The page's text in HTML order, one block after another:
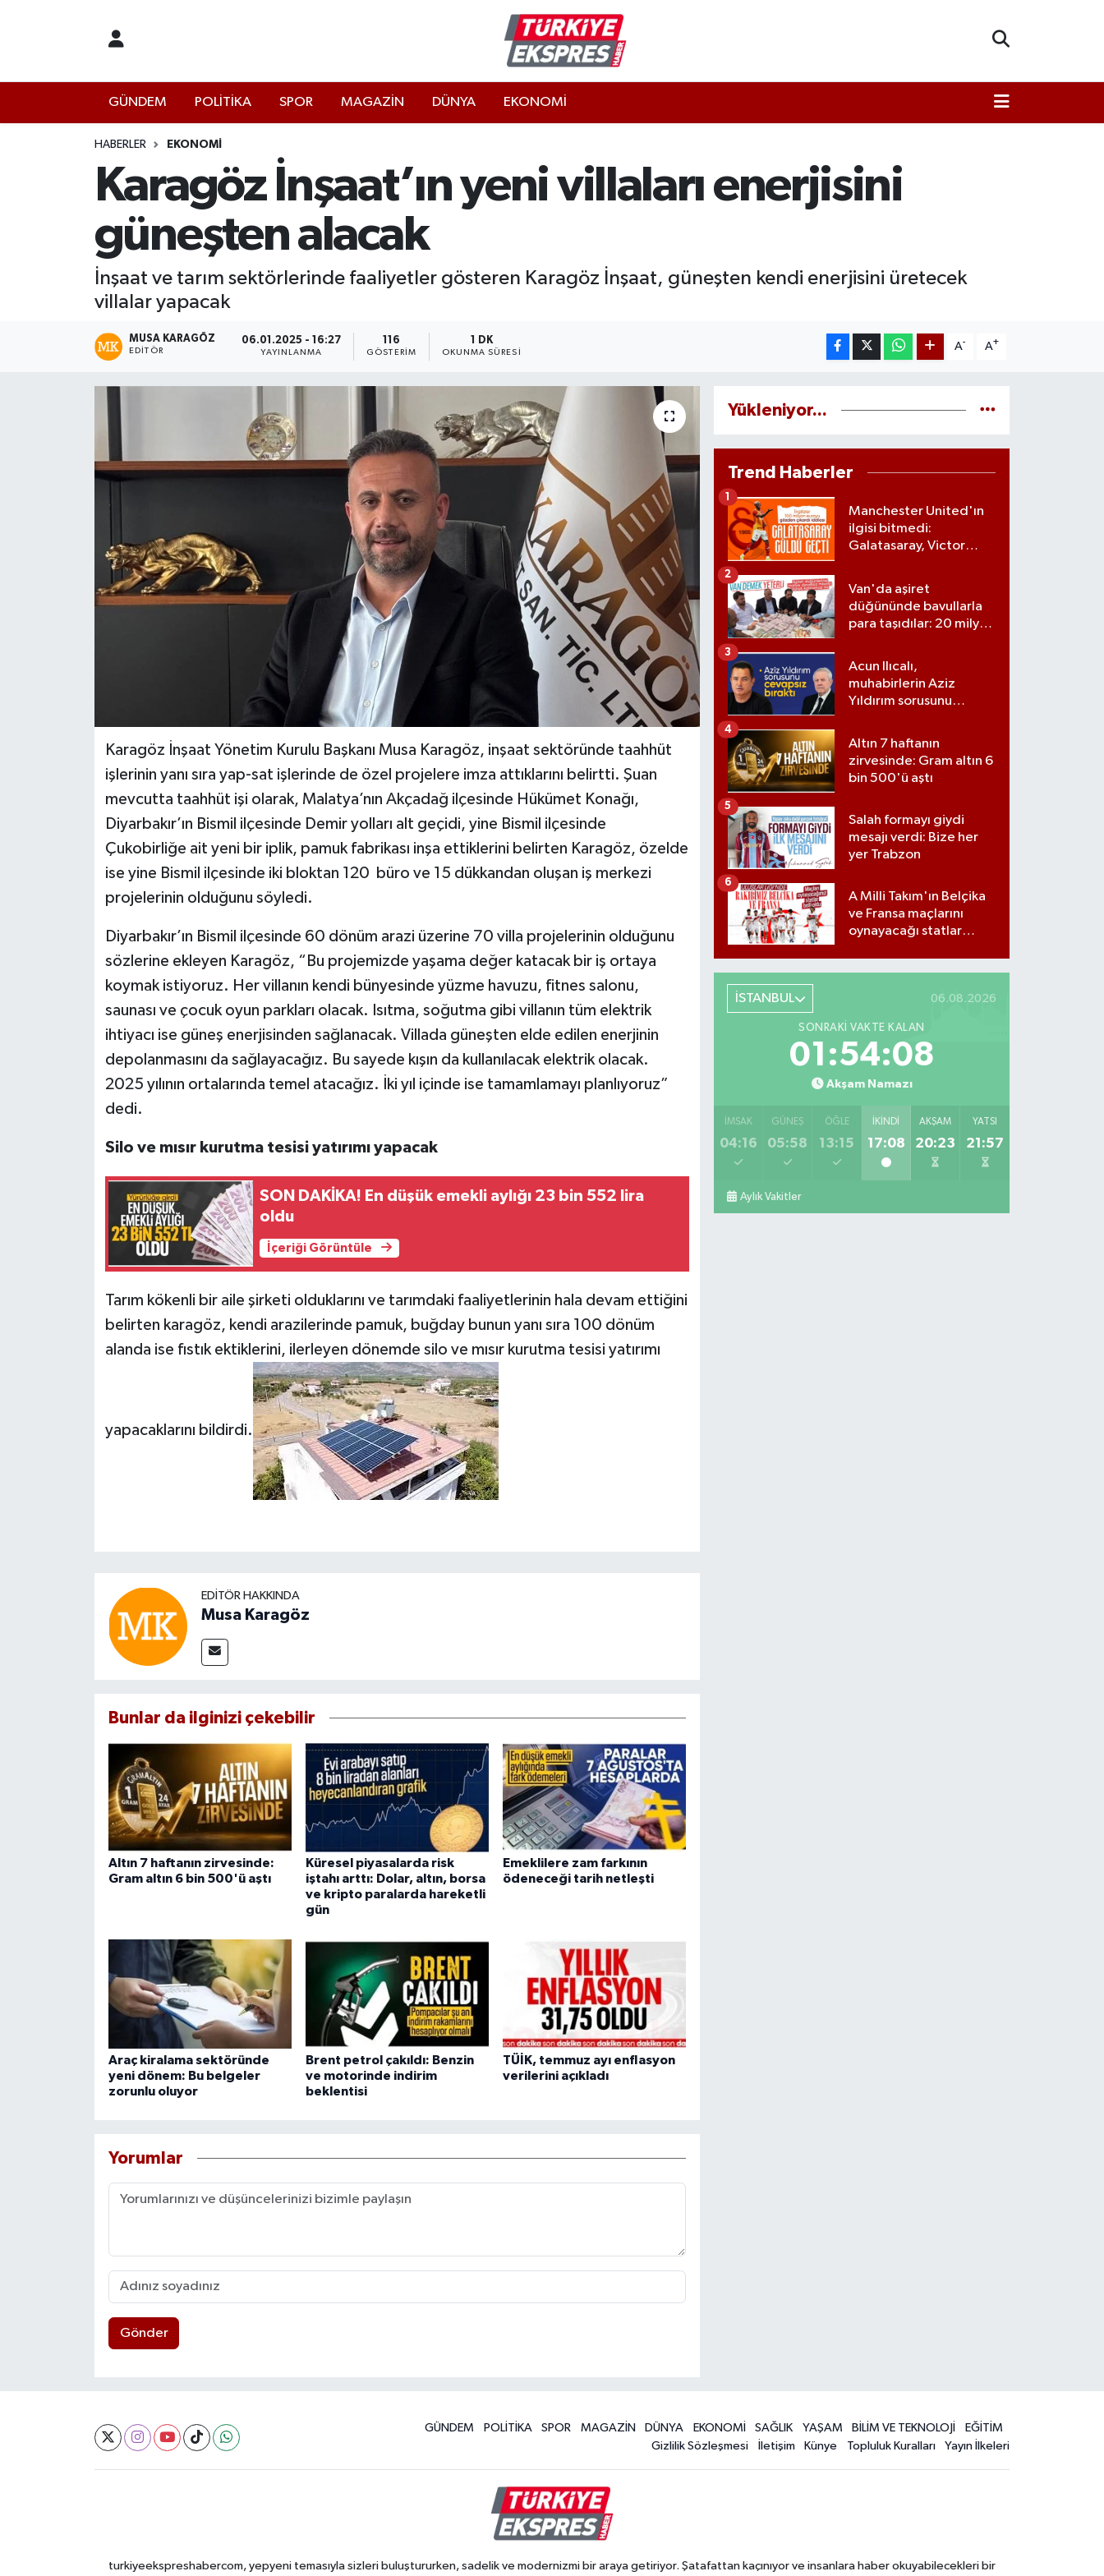
GÜNDEM POLİTİKA SPOR MAGAZİN DÜNYA EKONOMİ
HABERLER EKONOMİ
Karagöz İnşaat’ın yeni villaları enerjisini
güneşten alacak
İnşaat ve tarım sektörlerinde faaliyetler gösteren Karagöz İnşaat, güneşten kendi enerjisini üretecek
villalar yapacak
MUSA KARAGÖZ
EDITÖR
06.01.2025 - 16:27
YAYINLANMA
116
GÖSTERIM
1 DK
OKUNMA SÜRESI
A- A+
Karagöz İnşaat Yönetim Kurulu Başkanı Musa Karagöz, inşaat sektöründe taahhüt
işlerinin yanı sıra yap-sat işlerinde de özel projelere imza attıklarını belirtti. Şuan
mevcutta taahhüt işi olarak, Malatya’nın Akçadağ ilçesinde Hükümet Konağı,
Diyarbakır’ın Bismil ilçesinde Demir yolları alt geçidi, yine Bismil ilçesinde
Çukobirliğe ait yeni bir iplik, pamuk fabrikası inşa ettiklerini belirten Karagöz, özelde
ise yine Bismil ilçesinde iki bloktan 120 büro ve 15 dükkandan oluşan iş merkezi
projelerinin olduğunu söyledi.
Diyarbakır’ın Bismil ilçesinde 60 dönüm arazi üzerine 70 villa projelerinin olduğunu
sözlerine ekleyen Karagöz, “Bu projemizde yaşama değer katacak bir iş ortaya
koymak istiyoruz. Her villanın kendi bünyesinde yüzme havuzu, fitnes salonu,
saunası ve çocuk oyun parkları olacak. Isıtma, soğutma gibi villanın tüm elektrik
ihtiyacı ise güneş enerjisinden sağlanacak. Villada güneşten elde edilen enerjinin
depolanmasını da sağlayacağız. Bu sayede kışın da kullanılacak elektrik olacak.
2025 yılının ortalarında temel atacağız. İki yıl içinde ise tamamlamayı planlıyoruz”
dedi.
Silo ve mısır kurutma tesisi yatırımı yapacak
SON DAKİKA! En düşük emekli aylığı 23 bin 552 lira
oldu
İçeriği Görüntüle
Tarım kökenli bir aile şirketi olduklarını ve tarımdaki faaliyetlerinin hala devam ettiğini
belirten karagöz, kendi arazilerinde pamuk, buğday bunun yanı sıra 100 dönüm
alanda ise fıstık ektiklerini, ilerleyen dönemde silo ve mısır kurutma tesisi yatırımı
yapacaklarını bildirdi.
EDITÖR HAKKINDA
Musa Karagöz
Bunlar da ilginizi çekebilir
Altın 7 haftanın zirvesinde:
Gram altın 6 bin 500'ü aştı
Küresel piyasalarda risk
iştahı arttı: Dolar, altın, borsa
ve kripto paralarda hareketli
gün
Emeklilere zam farkının
ödeneceği tarih netleşti
Araç kiralama sektöründe
yeni dönem: Bu belgeler
zorunlu oluyor
Brent petrol çakıldı: Benzin
ve motorinde indirim
beklentisi
TÜİK, temmuz ayı enflasyon
verilerini açıkladı
Yorumlar
Gönder
Yükleniyor...
Trend Haberler
Manchester United'ın
ilgisi bitmedi:
Galatasaray, Victor
verdi
1
Van'da aşiret
düğününde bavullarla
para taşıdılar: 20 milyon
2
Acun Ilıcalı,
muhabirlerin Aziz
Yıldırım sorusunu
3
Altın 7 haftanın
zirvesinde: Gram altın 6
bin 500'ü aştı
4
Salah formayı giydi
mesajı verdi: Bize her
yer Trabzon
5
A Milli Takım'ın Belçika
ve Fransa maçlarını
oynayacağı statlar
6
İSTANBUL 06.08.2026
SONRAKI VAKTE KALAN
01:54:07
Akşam Namazı
İMSAK
04:16
GÜNEŞ
05:58
ÖĞLE
13:15
İKINDI
17:08
AKŞAM
20:23
YATSI
21:57
Aylık Vakitler
GÜNDEM POLİTİKA SPOR MAGAZİN DÜNYA EKONOMİ SAĞLIK YAŞAM BİLİM VE TEKNOLOJİ
EĞİTİM
Gizlilik Sözleşmesi
İletişim Künye Topluluk Kuralları Yayın İlkeleri
turkiyeekspreshabercom, yepyeni temasıyla sizleri buluştururken, sadelik ve modernizmi bir araya getiriyor. Şatafattan kaçınıyor ve insanlara haber okuyabilecekleri bir
İstanbul Hava Durumu
İstanbul Namaz Vakitleri
İstanbul Trafik Yoğunluk Haritası
Süper Lig Puan Durumu ve Fikstür
Tüm Manşetler
Son Dakika Haberleri
Haber Arşivi